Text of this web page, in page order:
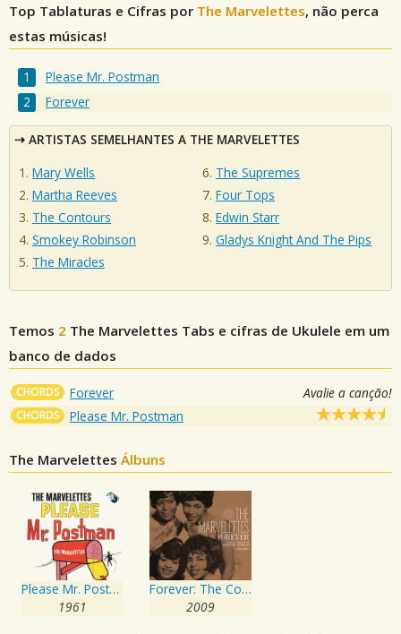
Top Tablaturas e Cifras por The Marvelettes, não perca
estas músicas!
Please Mr. Postman
Forever
ARTISTAS SEMELHANTES A THE MARVELETTES
Mary Wells
Martha Reeves
The Contours
Smokey Robinson
The Miracles
The Supremes
Four Tops
Edwin Starr
Gladys Knight And The Pips
Temos 2 The Marvelettes Tabs e cifras de Ukulele em um
banco de dados
CHORDS Forever Avalie a canção!
CHORDS Please Mr. Postman
The Marvelettes Álbuns
Please Mr. Postman
1961
Forever: The Complete Motown Albums, Volume 1
2009